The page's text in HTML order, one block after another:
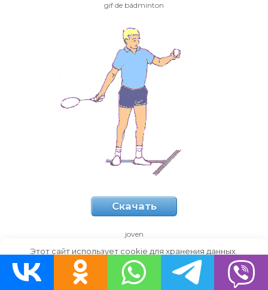
gif de bádminton
Скачать
joven
Этот сайт использует cookie для хранения данных.
Продолжая использовать сайт, Вы даете свое согласие на
работу с этими файлами.
OK